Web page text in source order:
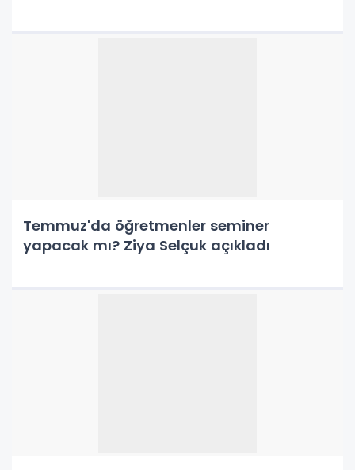
Temmuz'da öğretmenler seminer
yapacak mı? Ziya Selçuk açıkladı